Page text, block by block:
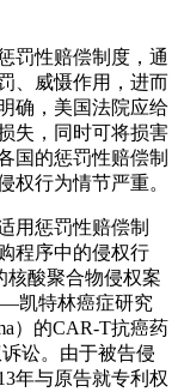
罚性赔偿制度，通
、威慑作用，进而
确，美国法院应给
失，同时可将损害
国的惩罚性赔偿制
权行为情节严重。
用惩罚性赔偿制
程序中的侵权行
核酸聚合物侵权案
—凯特林癌症研究
）的CAR-T抗癌药
讼。由于被告侵
年与原告就专利权